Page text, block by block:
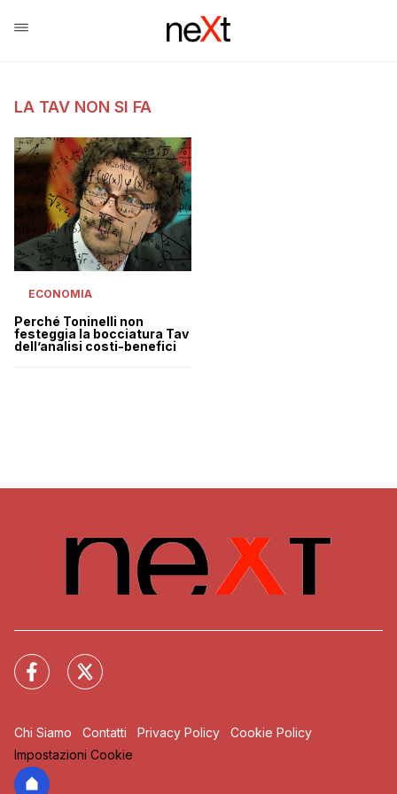
LA TAV NON SI FA
ECONOMIA
Perché Toninelli non
festeggia la bocciatura Tav
dell’analisi costi-benefici
Chi Siamo Contatti Privacy Policy
Cookie Policy
Impostazioni Cookie